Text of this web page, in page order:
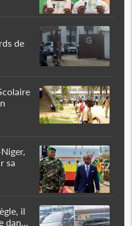
de
sa
il
dan...